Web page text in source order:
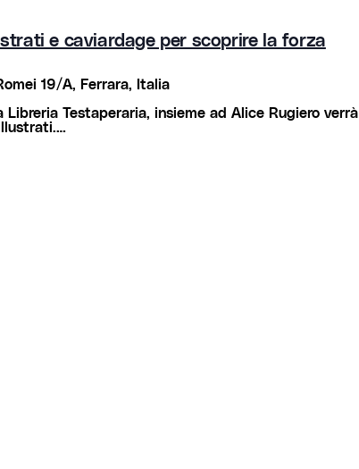
e caviardage per scoprire la forza
19/A, Ferrara, Italia
Testaperaria, insieme ad Alice Rugiero verrà